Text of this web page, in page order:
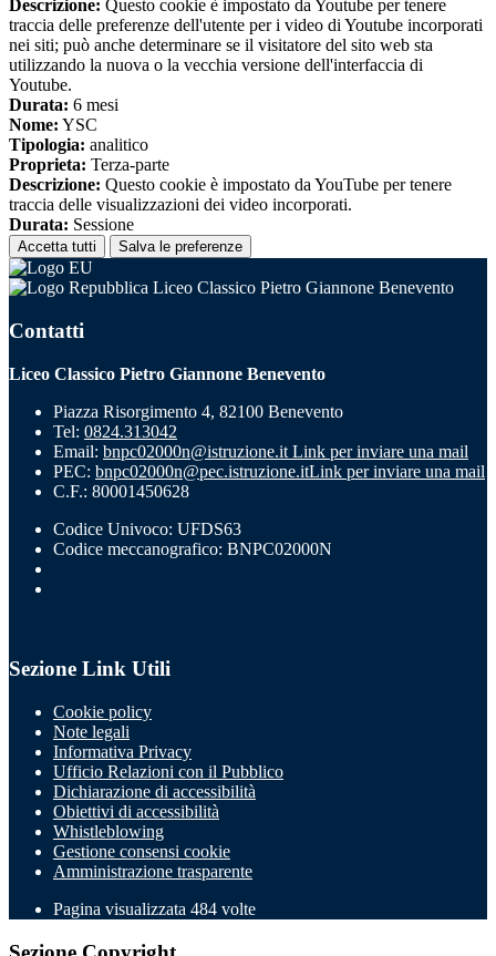
Descrizione: Questo cookie è impostato da Youtube per tenere
traccia delle preferenze dell'utente per i video di Youtube incorporati
nei siti; può anche determinare se il visitatore del sito web sta
utilizzando la nuova o la vecchia versione dell'interfaccia di
Youtube.
Durata: 6 mesi
Nome: YSC
Tipologia: analitico
Proprieta: Terza-parte
Descrizione: Questo cookie è impostato da YouTube per tenere
traccia delle visualizzazioni dei video incorporati.
Durata: Sessione
Accetta tutti Salva le preferenze
Liceo Classico Pietro Giannone Benevento
Contatti
Liceo Classico Pietro Giannone Benevento
Piazza Risorgimento 4, 82100 Benevento
Tel: 0824.313042
Email: bnpc02000n@istruzione.it Link per inviare una mail
PEC: bnpc02000n@pec.istruzione.itLink per inviare una mail
C.F.: 80001450628
Codice Univoco: UFDS63
Codice meccanografico: BNPC02000N
Sezione Link Utili
Cookie policy
Note legali
Informativa Privacy
Ufficio Relazioni con il Pubblico
Dichiarazione di accessibilità
Obiettivi di accessibilità
Whistleblowing
Gestione consensi cookie
Amministrazione trasparente
Pagina visualizzata 484 volte